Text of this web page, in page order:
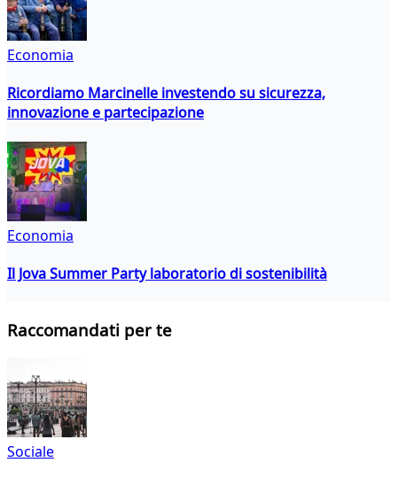
Economia
Ricordiamo Marcinelle investendo su sicurezza,
innovazione e partecipazione
Economia
Il Jova Summer Party laboratorio di sostenibilità
Raccomandati per te
Sociale